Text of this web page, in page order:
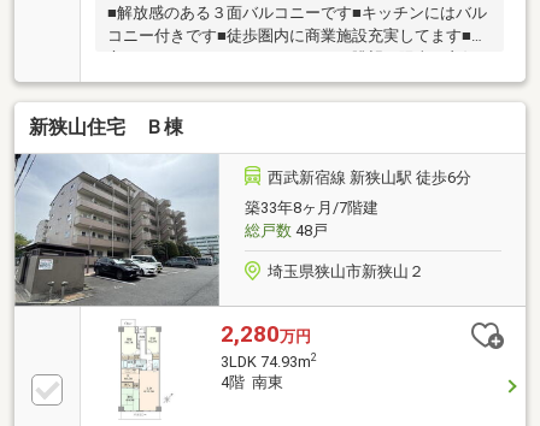
■解放感のある３面バルコニーです■キッチンにはバル
コニー付きです■徒歩圏内に商業施設充実してます■安
心なオートロックマンションです■眺望・陽当り良好
です
新狭山住宅 Ｂ棟
西武新宿線 新狭山駅 徒歩6分
築33年8ヶ月/7階建
総戸数48戸
埼玉県狭山市新狭山２
2,280万円
3LDK 74.93m2
4階 南東